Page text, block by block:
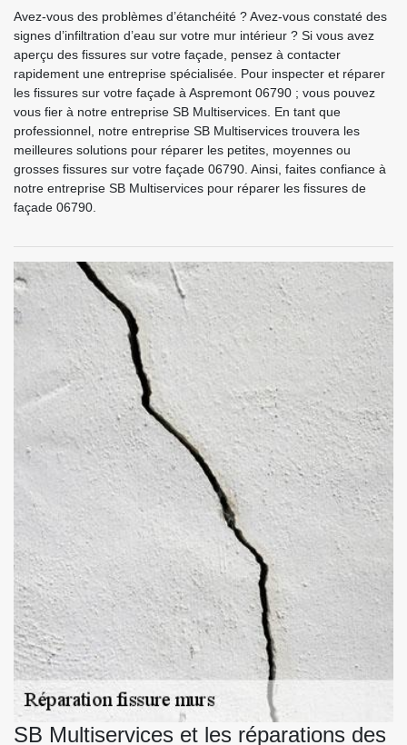
Avez-vous des problèmes d’étanchéité ? Avez-vous constaté des
signes d’infiltration d’eau sur votre mur intérieur ? Si vous avez
aperçu des fissures sur votre façade, pensez à contacter
rapidement une entreprise spécialisée. Pour inspecter et réparer
les fissures sur votre façade à Aspremont 06790 ; vous pouvez
vous fier à notre entreprise SB Multiservices. En tant que
professionnel, notre entreprise SB Multiservices trouvera les
meilleures solutions pour réparer les petites, moyennes ou
grosses fissures sur votre façade 06790. Ainsi, faites confiance à
notre entreprise SB Multiservices pour réparer les fissures de
façade 06790.
SB Multiservices et les réparations des